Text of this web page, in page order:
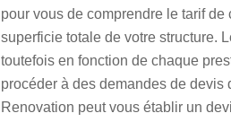
pour vous de comprendre le tarif
superficie totale de votre structure.
toutefois en fonction de chaque
procéder à des demandes de
Renovation peut vous établir un